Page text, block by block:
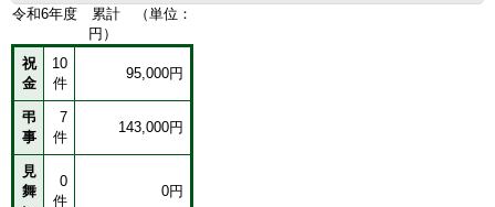
令和6年度 累計 （単位：
円）
祝
金
10
件
95,000円
弔
事
7
件
143,000円
見
舞
0
件
0円